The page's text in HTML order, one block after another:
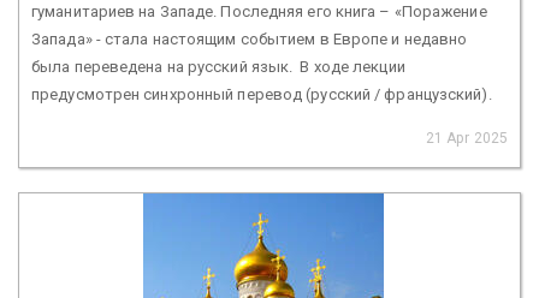
гуманитариев на Западе. Последняя его книга – «Поражение
Запада» - стала настоящим событием в Европе и недавно
была переведена на русский язык. В ходе лекции
предусмотрен синхронный перевод (русский / французский).
21 Apr 2025